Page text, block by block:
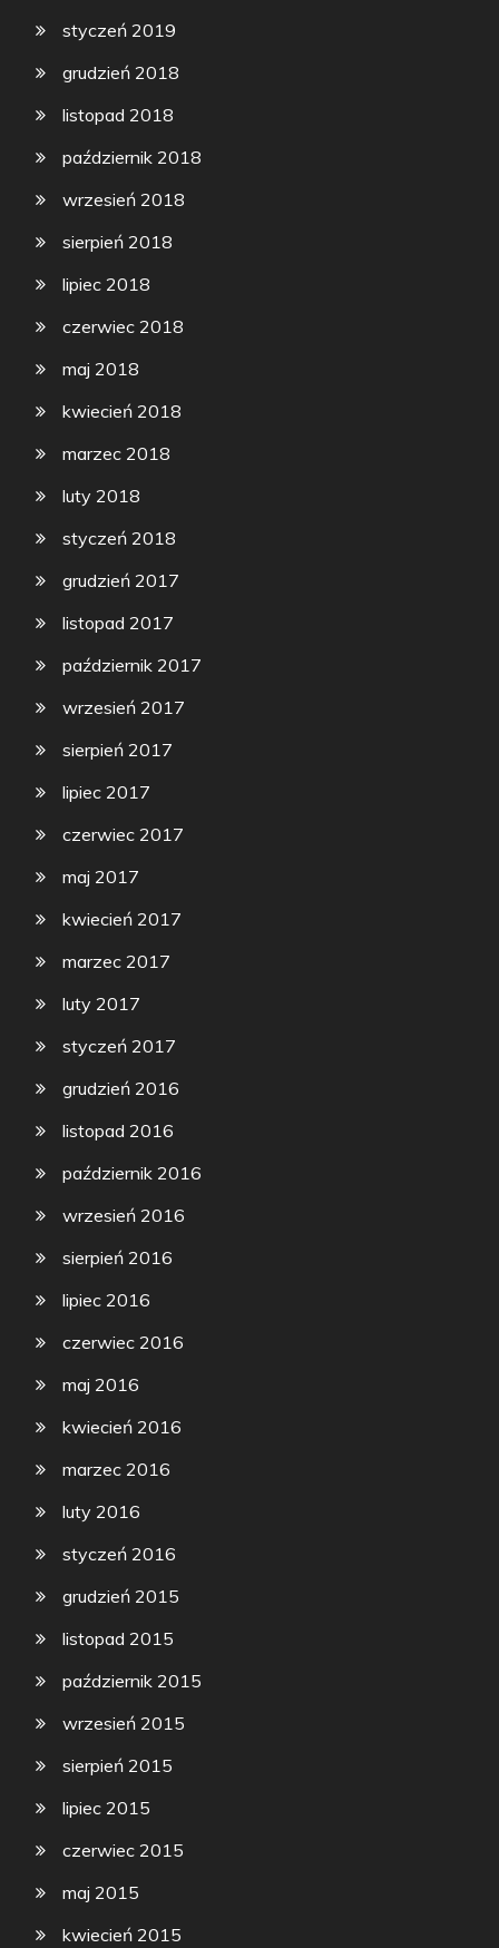
styczeń 2019
grudzień 2018
listopad 2018
październik 2018
wrzesień 2018
sierpień 2018
lipiec 2018
czerwiec 2018
maj 2018
kwiecień 2018
marzec 2018
luty 2018
styczeń 2018
grudzień 2017
listopad 2017
październik 2017
wrzesień 2017
sierpień 2017
lipiec 2017
czerwiec 2017
maj 2017
kwiecień 2017
marzec 2017
luty 2017
styczeń 2017
grudzień 2016
listopad 2016
październik 2016
wrzesień 2016
sierpień 2016
lipiec 2016
czerwiec 2016
maj 2016
kwiecień 2016
marzec 2016
luty 2016
styczeń 2016
grudzień 2015
listopad 2015
październik 2015
wrzesień 2015
sierpień 2015
lipiec 2015
czerwiec 2015
maj 2015
kwiecień 2015